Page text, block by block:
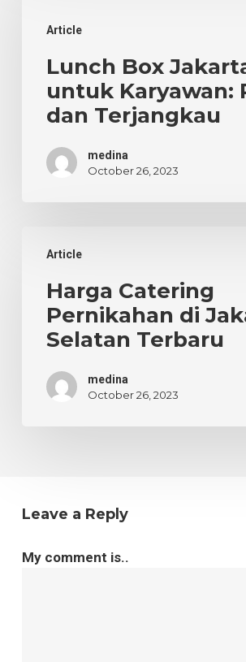
Article
untuk
Praktis
dan
Terjangkau
Lunch Box
untuk Karyawan:
dan Terjangkau
medina
October 26, 2023
Article
Catering
Jakarta
Selatan
Harga Catering
Pernikahan di
Selatan Terbaru
medina
October 26, 2023
Leave a Reply
My comment is..